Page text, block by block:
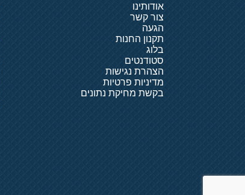
אודותינו
צור קשר
הגעה
תקנון החנות
בלוג
סטודנטים
הצהרת נגישות
מדיניות פרטיות
בקשת מחיקת נתונים